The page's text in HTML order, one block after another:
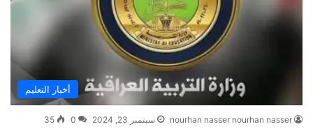
أخبار التعليم
nourhan nasser nourhan nasser سبتمبر 23, 2024 0
35